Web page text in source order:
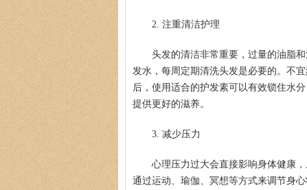
2. 注重清洁护理
头发的清洁非常重要，过量的油脂
发水，每周定期清洗头发是必要的。不
后，使用适合的护发素可以有效锁住水
提供更好的滋养。
3. 减少压力
心理压力过大会直接影响身体健康
通过运动、瑜伽、冥想等方式来调节身